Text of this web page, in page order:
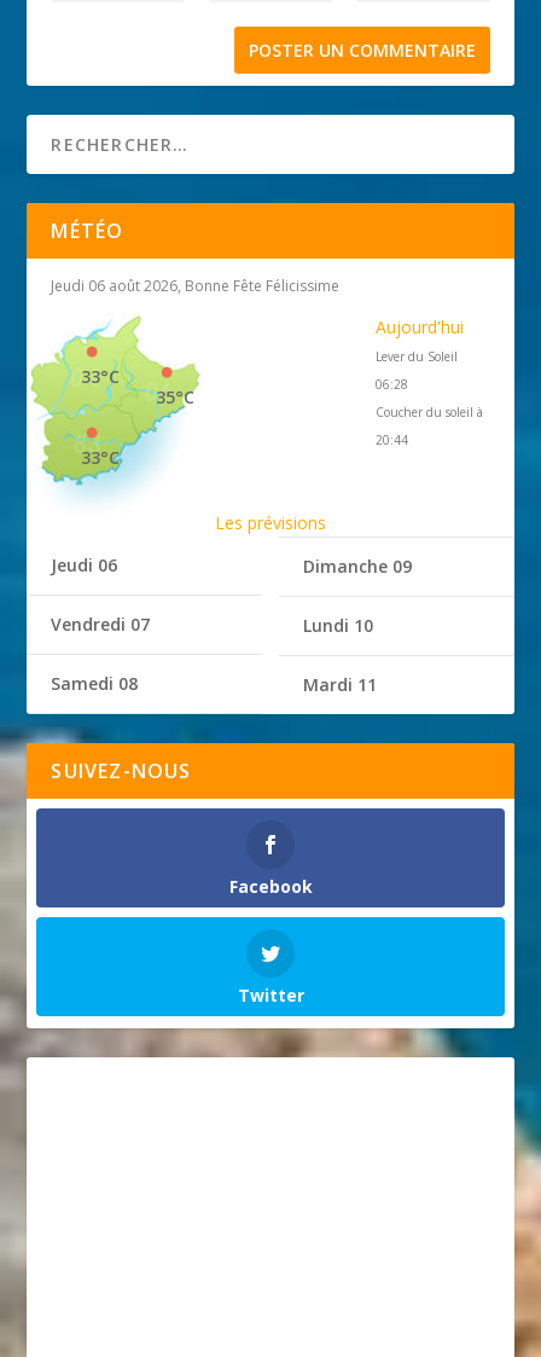
MÉTÉO
Jeudi 06 août 2026, Bonne Fête Félicissime
35°C
33°C
33°C
Aujourd'hui
Lever du Soleil
06:28
Coucher du soleil à
20:44
Les prévisions
Jeudi 06
Vendredi 07
Samedi 08
Dimanche 09
Lundi 10
Mardi 11
SUIVEZ-NOUS
Facebook
Twitter